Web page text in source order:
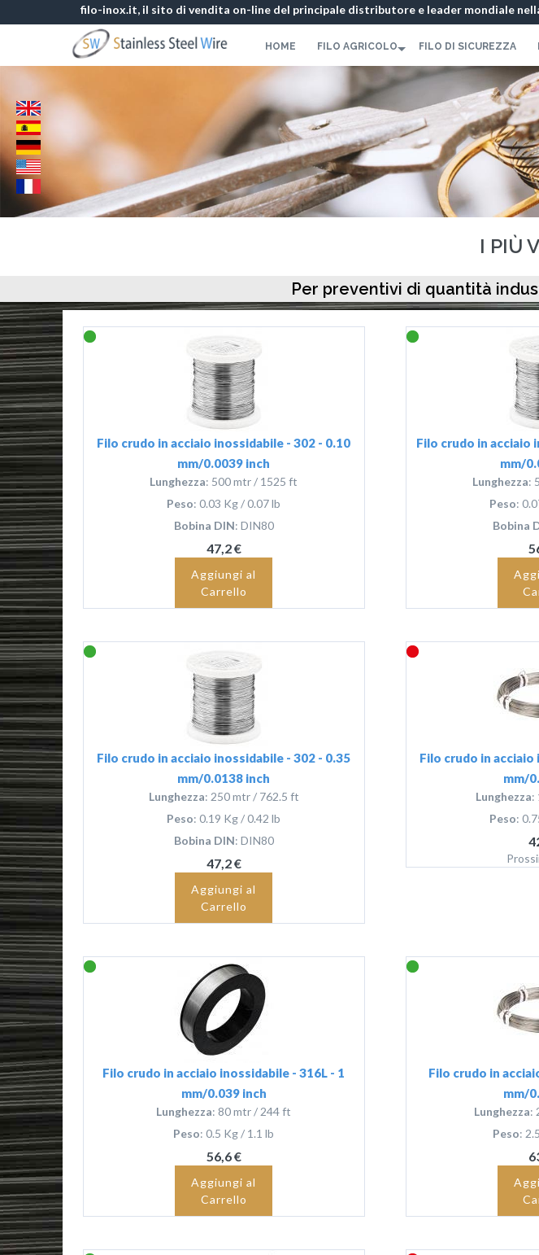
filo-inox.it, il sito di vendita on-line del principale distributore e leader mondiale
450 337 071-Modulo di
HOME FILO AGRICOLO FILO DI SICUREZZA
I PIÙ
Per preventivi di quantità
Filo crudo in acciaio inossidabile - 302 - 0.10
mm/0.0039 inch
Lunghezza: 500 mtr / 1525 ft
Peso: 0.03 Kg / 0.07 lb
Bobina DIN: DIN80
47,2 €
Aggiungi al
Carrello
Filo crudo in acciaio
mm/
Lunghezza:
Peso:
Bobina
Filo crudo in acciaio inossidabile - 302 - 0.35
mm/0.0138 inch
Lunghezza: 250 mtr / 762.5 ft
Peso: 0.19 Kg / 0.42 lb
Bobina DIN: DIN80
47,2 €
Aggiungi al
Carrello
Filo crudo in acciaio
mm/
Lunghezza:
Peso:
Filo crudo in acciaio inossidabile - 316L - 1
mm/0.039 inch
Lunghezza: 80 mtr / 244 ft
Peso: 0.5 Kg / 1.1 lb
56,6 €
Aggiungi al
Carrello
Filo crudo in
mm/
Lunghezza:
Peso: